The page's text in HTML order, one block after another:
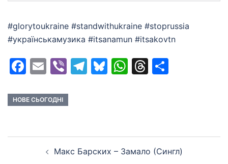
#glorytoukraine #standwithukraine #stoprussia
#українськамузика #itsanamun #itsakovtn
Facebook
EmailViberTelegram
Bluesky
WhatsApp
Threads
НОВЕ СЬОГОДНІ
navigationМакс Барских – Замало (Сингл)